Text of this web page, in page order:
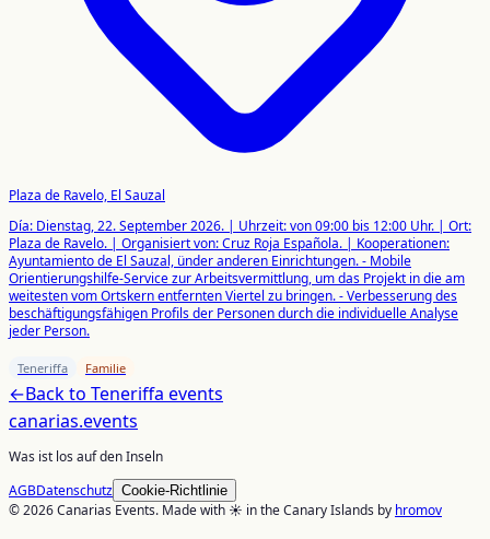
Plaza de Ravelo, El Sauzal
Día: Dienstag, 22. September 2026. | Uhrzeit: von 09:00 bis 12:00 Uhr. | Ort:
Plaza de Ravelo. | Organisiert von: Cruz Roja Española. | Kooperationen:
Ayuntamiento de El Sauzal, ünder anderen Einrichtungen. - Mobile
Orientierungshilfe-Service zur Arbeitsvermittlung, um das Projekt in die am
weitesten vom Ortskern entfernten Viertel zu bringen. - Verbesserung des
beschäftigungsfähigen Profils der Personen durch die individuelle Analyse
jeder Person.
Teneriffa Familie
←Back to Teneriffa events
canarias.events
Was ist los auf den Inseln
AGBDatenschutz Cookie-Richtlinie
© 2026 Canarias Events. Made with ☀️ in the Canary Islands by hromov